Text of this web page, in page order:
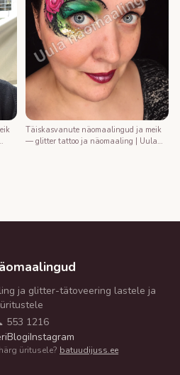
Täiskasvanute näomaalingud ja meik
— glitter tattoo ja näomaaling | Uula
ja glitter-tätoveering lastele ja
üritustele
553 1216
BlogiInstagram
üritusele? batuudijuss.ee